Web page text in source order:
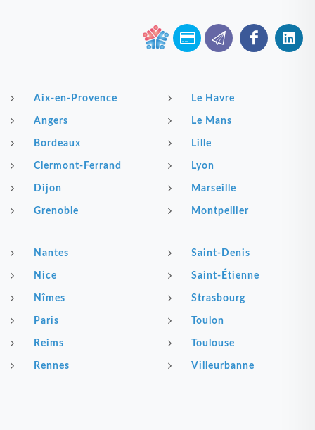
Aix-en-Provence
Angers
Bordeaux
Clermont-Ferrand
Dijon
Grenoble
Le Havre
Le Mans
Lille
Lyon
Marseille
Montpellier
Nantes
Nice
Nîmes
Paris
Reims
Rennes
Saint-Denis
Saint-Étienne
Strasbourg
Toulon
Toulouse
Villeurbanne